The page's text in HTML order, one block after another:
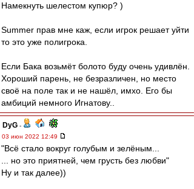
Намекнуть шелестом купюр? )
Summer прав мне каж, если игрок решает уйти
то это уже полигрока.
Если Бака возьмёт болото буду очень удивлён.
Хороший парень, не безразличен, но место
своё на поле так и не нашёл, имхо. Его бы
амбиций немного Игнатову..
DyG -
03 июн 2022 12:49
"Всё стало вокруг голубым и зелёным...
... но это приятней, чем грусть без любви"
Ну и так далее))